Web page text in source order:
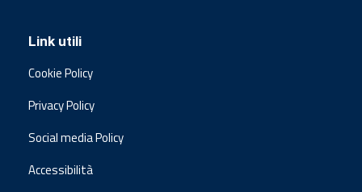
Link utili
Cookie Policy
Privacy Policy
Social media Policy
Accessibilità